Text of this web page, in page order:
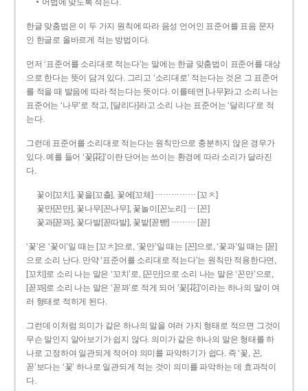
어법에 맞도록 적는다.
한글 맞춤법은 이 두 가지 원칙에 따라 음성 언어인 표준어를 표음 문자
인 한글로 올바르게 적는 방법이다.
먼저 ‘표준어를 소리대로 적는다’는 말에는 한글 맞춤법이 표준어를 대상
으로 한다는 뜻이 담겨 있다. 그리고 ‘소리대로’ 적는다는 것은 그 표준어
를 적을 때 발음에 따라 적는다는 뜻이다. 이를테면 [나무]라고 소리 나는
표준어는 ‘나무’로 적고, [달리다]라고 소리 나는 표준어는 ‘달리다’로 적
는다.
그런데 표준어를 소리대로 적는다는 원칙만으로 충분하지 않은 경우가
있다. 예를 들어 ‘꽃[花]’이란 단어는 쓰이는 환경에 따라 소리가 달라진
다.
꽃이[꼬치], 꽃을[꼬츨], 꽃에[꼬체] …………… [꼬ㅊ]
꽃만[꼰만], 꽃나무[꼰나무], 꽃놀이[꼰노리] … [꼰]
꽃과[꼳꽈], 꽃다발[꼳따발], 꽃밭[꼳빧] ……… [꼳]
‘꽃’은 ‘꽃이’일 때는 [꼬ㅊ]으로, ‘꽃만’일 때는 [꼰]으로, ‘꽃과’일 때는 [꼳]
으로 소리 난다. 만약 ‘표준어를 소리대로 적는다’는 원칙만 적용한다면,
[꼬치]로 소리 나는 말은 ‘꼬치’로, [꼰만]으로 소리 나는 말은 ‘꼰만’으로,
[꼳꽈]로 소리 나는 말은 ‘꼳꽈’로 적게 되어 ‘꽃[花]’이라는 하나의 말이 여
러 형태로 적히게 된다.
그런데 이처럼 의미가 같은 하나의 말을 여러 가지 형태로 적으면 그것이
무슨 말인지 알아보기가 쉽지 않다. 의미가 같은 하나의 말은 형태를 하
나로 고정하여 일관되게 적어야 의미를 파악하기가 쉽다. 즉 ‘꽃, 꼰,
꼳’보다는 ‘꽃’ 하나로 일관되게 적는 것이 의미를 파악하는 데 효과적이
다.